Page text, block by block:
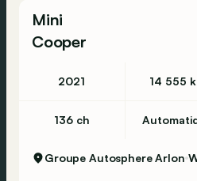
Mini
Cooper
2021 14 555
136 ch
Groupe Autosphere Arlon